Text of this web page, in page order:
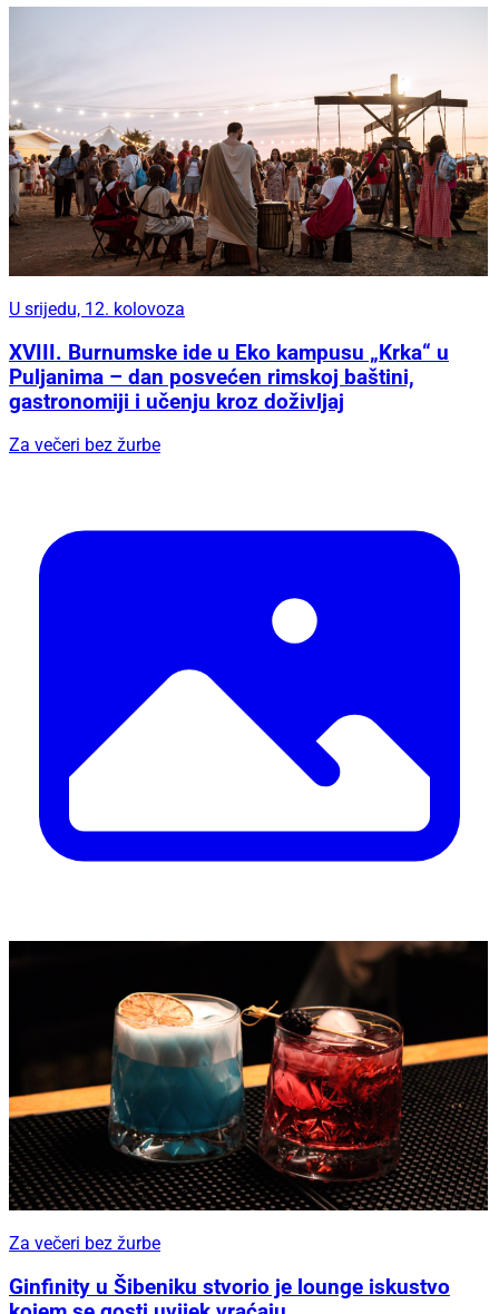
U srijedu, 12. kolovoza
XVIII. Burnumske ide u Eko kampusu „Krka“ u
Puljanima – dan posvećen rimskoj baštini,
gastronomiji i učenju kroz doživljaj
Za večeri bez žurbe
Za večeri bez žurbe
Ginfinity u Šibeniku stvorio je lounge iskustvo